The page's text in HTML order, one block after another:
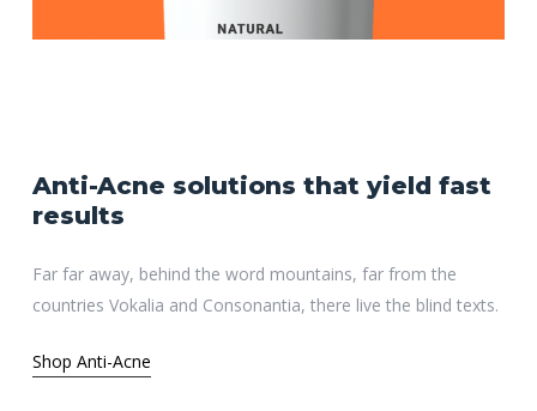
Anti-Acne solutions that yield fast
results
Far far away, behind the word mountains, far from the
countries Vokalia and Consonantia, there live the blind texts.
Shop Anti-Acne